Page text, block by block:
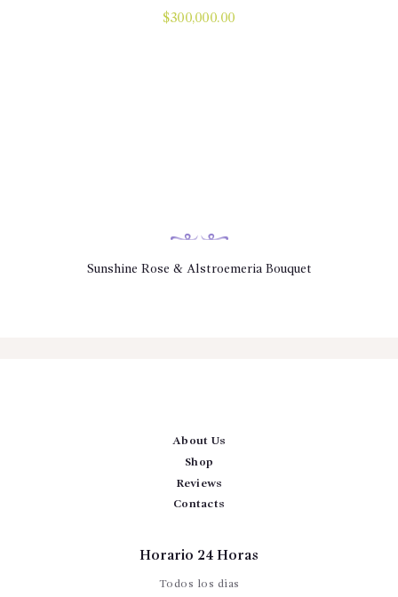
$300,000.00
Sunshine Rose & Alstroemeria Bouquet
About Us
Shop
Reviews
Contacts
Horario 24 Horas
Todos los dias